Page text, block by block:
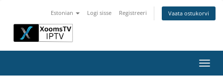
Estonian Logi sisse Registreeri Vaata ostukorvi